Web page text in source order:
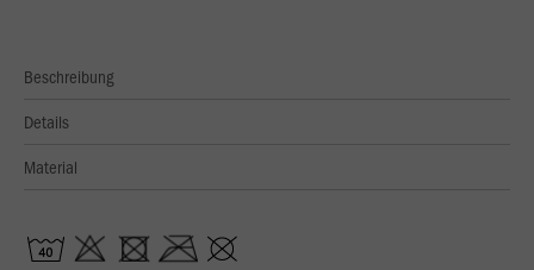
Beschreibung
Details
Material